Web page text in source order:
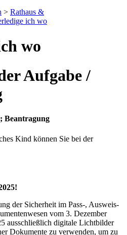
> Rathaus &
ich wo
wo
Aufgabe /
Beantragung
Kind können Sie bei der
der Sicherheit im Pass-, Ausweis-
vom 3. Dezember
ausschließlich digitale Lichtbilder
Dokumente zu verwenden, um zu